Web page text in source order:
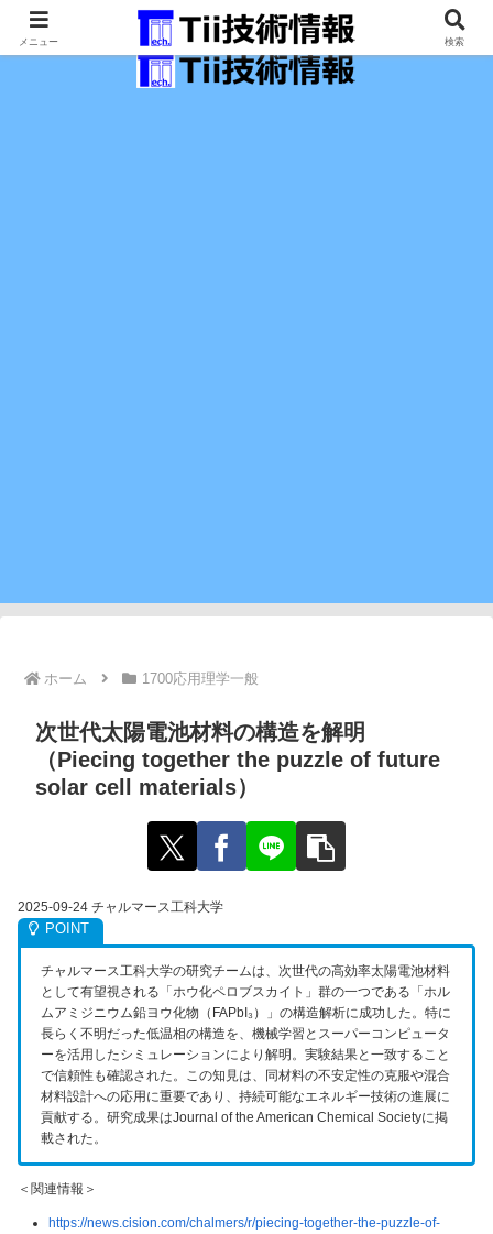
最新の科学技術の情報インフラ。
ホーム 1700応用理学一般
次世代太陽電池材料の構造を解明
（Piecing together the puzzle of future
solar cell materials）
2025-09-24 チャルマース工科大学
W
要
約
言
：
チャルマース工科大学の研究チームは、次世代の高効率太陽電池材料
として有望視される「ホウ化ペロブスカイト」群の一つである「ホル
ムアミジニウム鉛ヨウ化物（FAPbI₃）」の構造解析に成功した。特に
長らく不明だった低温相の構造を、機械学習とスーパーコンピュータ
ーを活用したシミュレーションにより解明。実験結果と一致すること
で信頼性も確認された。この知見は、同材料の不安定性の克服や混合
材料設計への応用に重要であり、持続可能なエネルギー技術の進展に
貢献する。研究成果はJournal of the American Chemical Societyに掲
載された。
＜関連情報＞
https://news.cision.com/chalmers/r/piecing-together-the-puzzle-of-
メニュー 検索